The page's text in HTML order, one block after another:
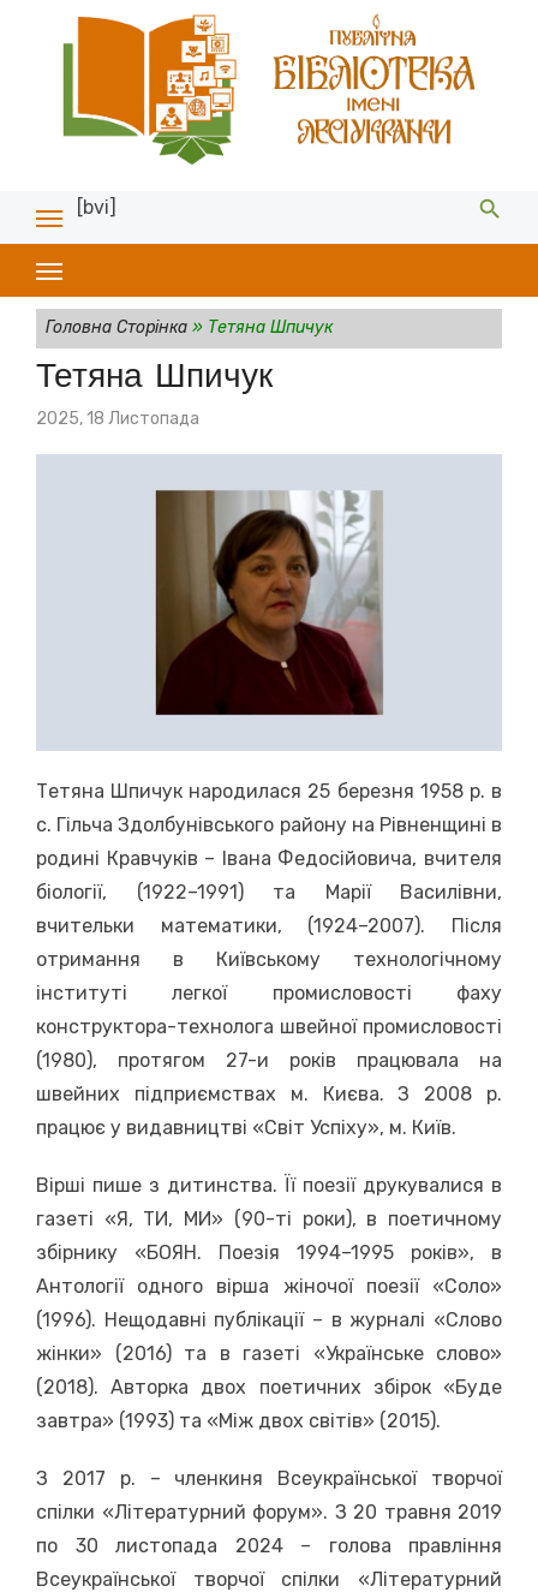
[bvi]
Головна Сторінка» Тетяна Шпичук
Тетяна Шпичук
Posted
2025, 18 Листопада
Тетяна Шпичук народилася 25 березня 1958 р. в
с. Гільча Здолбунівського району на Рівненщині в
родині Кравчуків – Івана Федосійовича, вчителя
біології, (1922–1991) та Марії Василівни,
вчительки математики, (1924–2007). Після
отримання в Київському технологічному
інституті легкої промисловості фаху
конструктора-технолога швейної промисловості
(1980), протягом 27-и років працювала на
швейних підприємствах м. Києва. З 2008 р.
працює у видавництві «Світ Успіху», м. Київ.
Вірші пише з дитинства. Її поезії друкувалися в
газеті «Я, ТИ, МИ» (90-ті роки), в поетичному
збірнику «БОЯН. Поезія 1994–1995 років», в
Антології одного вірша жіночої поезії «Соло»
(1996). Нещодавні публікації – в журналі «Слово
жінки» (2016) та в газеті «Українське слово»
(2018). Авторка двох поетичних збірок «Буде
завтра» (1993) та «Між двох світів» (2015).
З 2017 р. – членкиня Всеукраїнської творчої
спілки «Літературний форум». З 20 травня 2019
по 30 листопада 2024 – голова правління
Всеукраїнської творчої спілки «Літературний